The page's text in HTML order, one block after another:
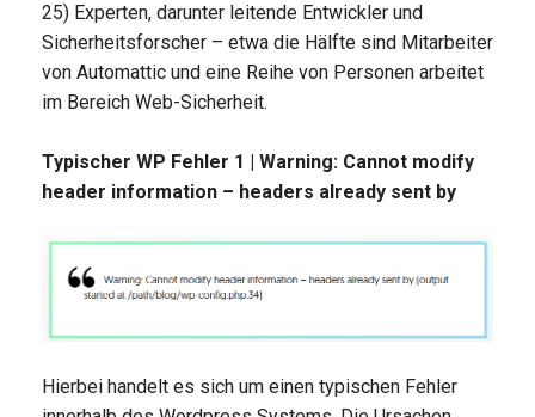
25) Experten, darunter leitende Entwickler und
Sicherheitsforscher – etwa die Hälfte sind Mitarbeiter
von Automattic und eine Reihe von Personen arbeitet
im Bereich Web-Sicherheit.
Typischer WP Fehler 1 | Warning: Cannot modify
header information – headers already sent by
Hierbei handelt es sich um einen typischen Fehler